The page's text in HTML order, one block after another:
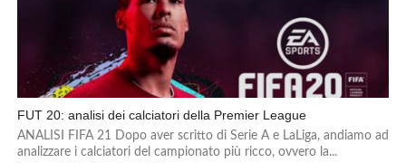
FUT 20: analisi dei calciatori della Premier League
ANALISI FIFA 21 Dopo aver scritto di Serie A e LaLiga, andiamo ad
analizzare i calciatori del campionato più ricco, ovvero la...